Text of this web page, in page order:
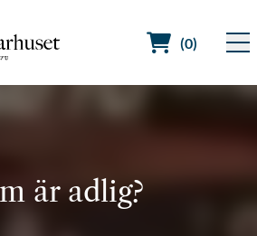
(0)
är adlig?